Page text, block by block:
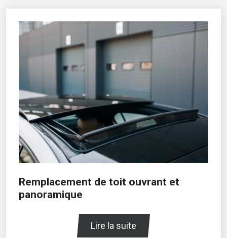
Remplacement de toit ouvrant et
panoramique
Lire la suite